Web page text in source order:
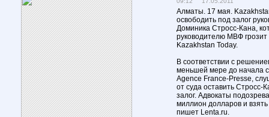
Алматы. 17 мая.
освободить под залог
Доминика Стросс-Кана,
руководителю МВФ
Kazakhstan Today.
В соответствии с
меньшей мере до начала
Agence France-Presse,
от суда оставить Стросс-
залог. Адвокаты
миллион долларов и
пишет Lenta.ru.